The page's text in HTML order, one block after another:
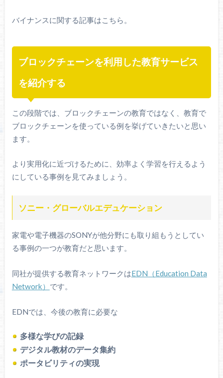
バイナンスに関する記事はこちら。
ブロックチェーンを利用した教育サービス
を紹介する
この段階では、ブロックチェーンの教育ではなく、教育で
ブロックチェーンを使っている例を挙げていきたいと思い
ます。
より実用化に近づけるために、効率よく学習を行えるよう
にしている事例を見てみましょう。
ソニー・グローバルエデュケーション
家電や電子機器のSONYが他分野にも取り組もうとしてい
る事例の一つが教育だと思います。
同社が提供する教育ネットワークはEDN（Education Data
Network） です。
EDNでは、今後の教育に必要な
多様な学びの記録
デジタル教材のデータ集約
ポータビリティの実現